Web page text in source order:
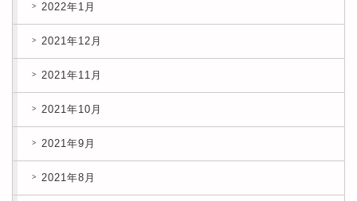
2022年1月
2021年12月
2021年11月
2021年10月
2021年9月
2021年8月